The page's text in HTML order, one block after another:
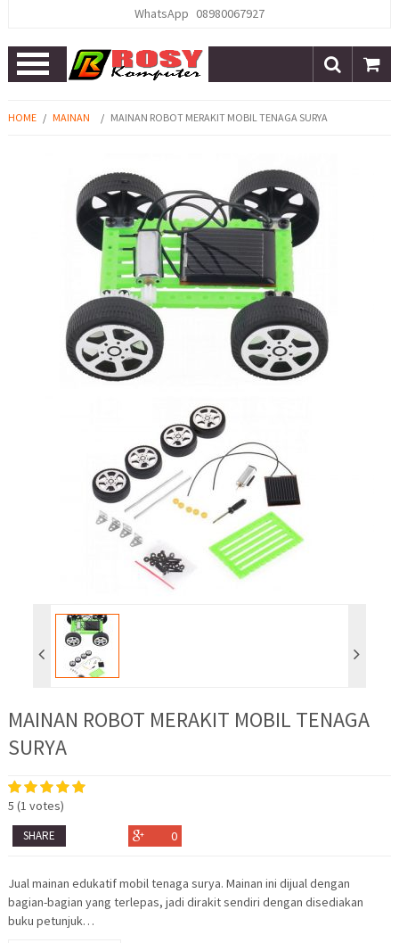
WhatsApp 08980067927
Open
Menu
HOME / MAINAN / MAINAN ROBOT MERAKIT MOBIL TENAGA SURYA
MAINAN ROBOT MERAKIT MOBIL TENAGA
SURYA
5 (1 votes)
SHARE 0
Jual mainan edukatif mobil tenaga surya. Mainan ini dijual dengan
bagian-bagian yang terlepas, jadi dirakit sendiri dengan disediakan
buku petunjuk…